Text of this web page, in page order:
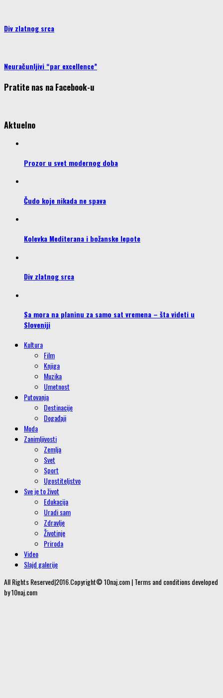
Div zlatnog srca
Neuračunljivi “par excellence”
Pratite nas na Facebook-u
Aktuelno
Prozor u svet modernog doba
Čudo koje nikada ne spava
Kolevka Mediterana i božanske lepote
Div zlatnog srca
Sa mora na planinu za samo sat vremena – šta videti u
Sloveniji
Kultura
Film
Knjiga
Muzika
Umetnost
Putovanja
Destinacije
Događaji
Moda
Zanimljivosti
Zemlja
Svet
Sport
Ugostiteljstvo
Sve je to život
Edukacija
Uradi sam
Zdravlje
Životinje
Priroda
Video
Slajd galerije
All Rights Reserved|2016.Copyright© 10naj.com | Terms and conditions developed
by 10naj.com